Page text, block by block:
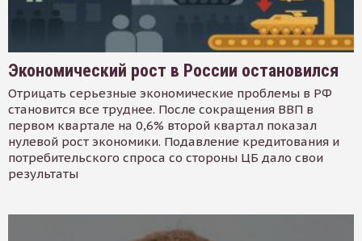
Экономический рост в России остановился
Отрицать серьезные экономические проблемы в РФ
становится все труднее. После сокращения ВВП в
первом квартале на 0,6% второй квартал показал
нулевой рост экономики. Подавление кредитования и
потребительского спроса со стороны ЦБ дало свои
результаты